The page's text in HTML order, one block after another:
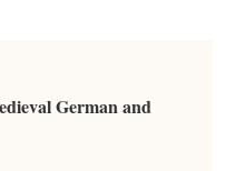
German and